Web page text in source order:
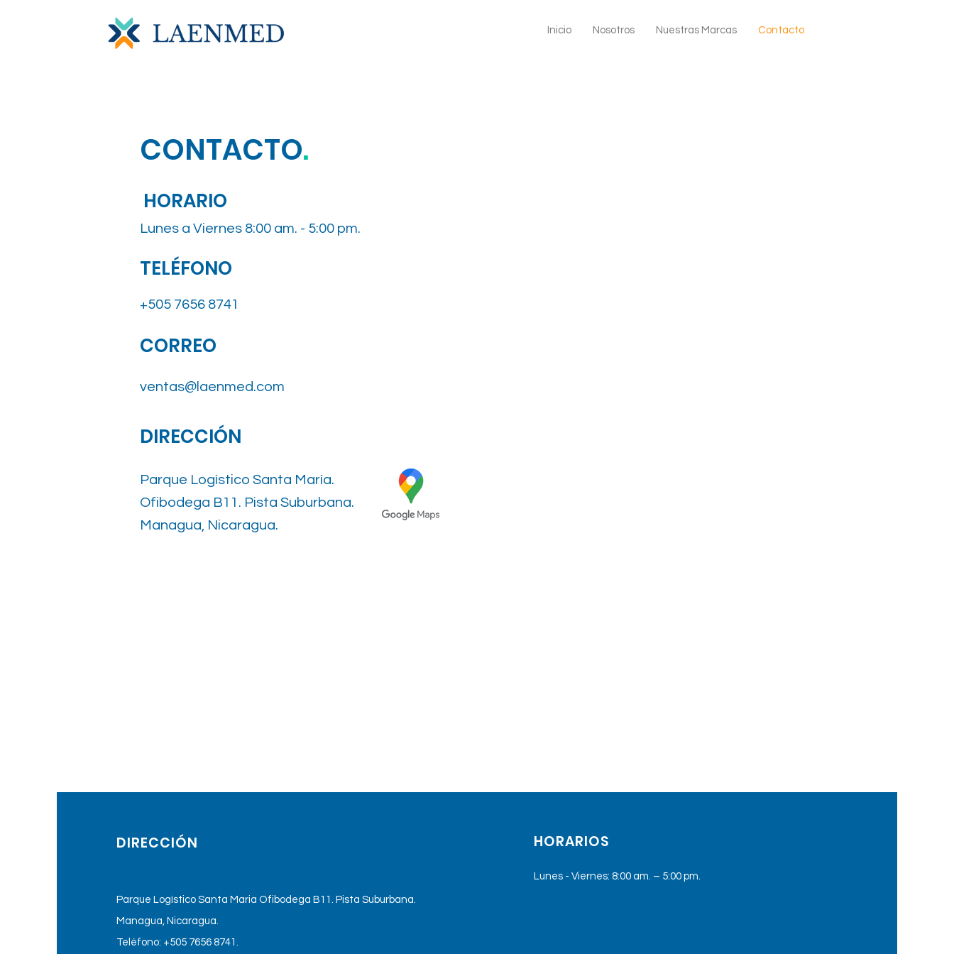
Inicio Nosotros Nuestras Marcas Contacto
CONTACTO.
HORARIO
Lunes a Viernes 8:00 am. - 5:00 pm.
TELÉFONO
+505 7656 8741
CORREO
ventas@laenmed.com
DIRECCIÓN
Parque Logístico Santa María.
Ofibodega B11. Pista Suburbana.
Managua, Nicaragua.
DIRECCIÓN
Parque Logístico Santa Maria Ofibodega B11. Pista Suburbana.
Managua, Nicaragua.
Teléfono: +505 7656 8741.
HORARIOS
Lunes - Viernes: 8:00 am. – 5:00 pm.